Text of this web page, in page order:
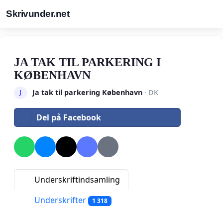
Skrivunder.net
JA TAK TIL PARKERING I
KØBENHAVN
J Ja tak til parkering København· DK
Del på Facebook
Underskriftindsamling
Underskrifter
1 318